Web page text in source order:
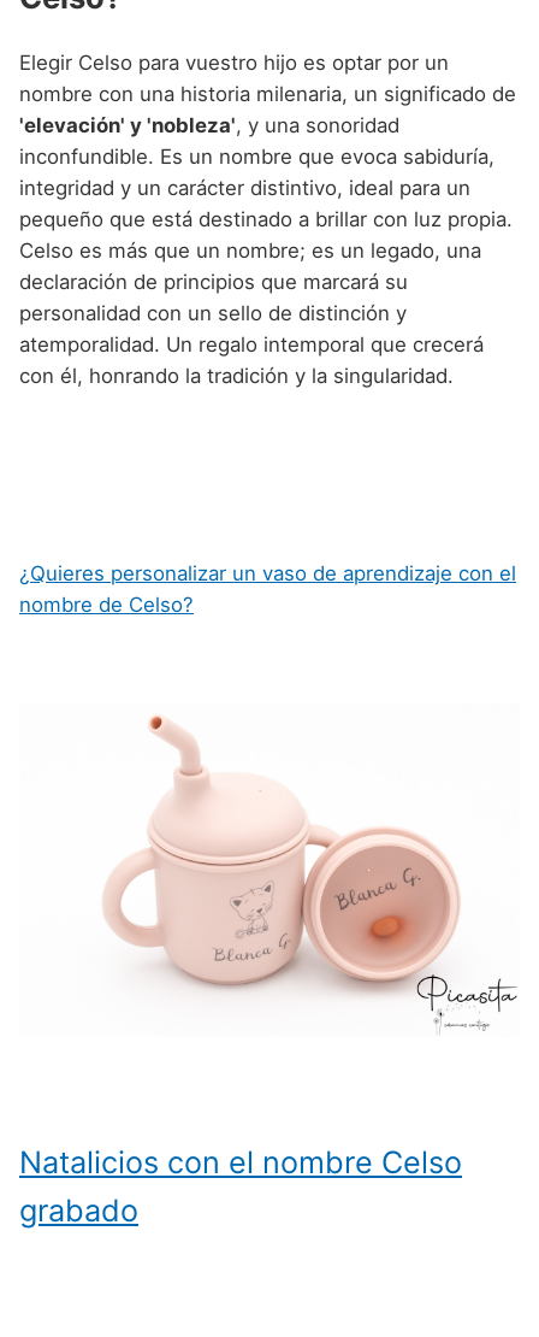
Elegir Celso para vuestro hijo es optar por un
nombre con una historia milenaria, un significado de
'elevación' y 'nobleza', y una sonoridad
inconfundible. Es un nombre que evoca sabiduría,
integridad y un carácter distintivo, ideal para un
pequeño que está destinado a brillar con luz propia.
Celso es más que un nombre; es un legado, una
declaración de principios que marcará su
personalidad con un sello de distinción y
atemporalidad. Un regalo intemporal que crecerá
con él, honrando la tradición y la singularidad.
¿Quieres personalizar un vaso de aprendizaje con el
nombre de Celso?
Natalicios con el nombre Celso
grabado